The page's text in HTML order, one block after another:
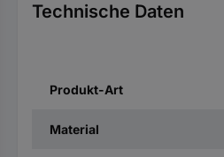
Technische Daten
Produkt-Art
Material